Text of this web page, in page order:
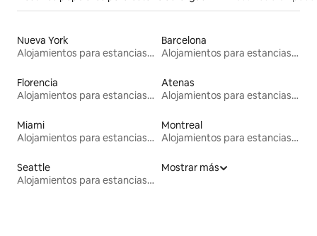
Nueva York
Alojamientos para estancias largas
Barcelona
Alojamientos para estancias largas
Florencia
Alojamientos para estancias largas
Atenas
Alojamientos para estancias largas
Miami
Alojamientos para estancias largas
Montreal
Alojamientos para estancias largas
Seattle
Alojamientos para estancias largas
Mostrar más